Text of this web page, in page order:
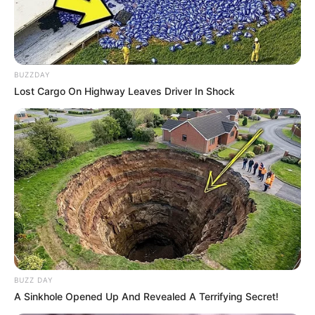
Facilidade na colagem e montagem
Durabilidade
Custo acessível
Moldes de Convites de Festa Junina
para Imprimir
BUZZDAY
Lost Cargo On Highway Leaves Driver In Shock
BUZZ DAY
A Sinkhole Opened Up And Revealed A Terrifying Secret!